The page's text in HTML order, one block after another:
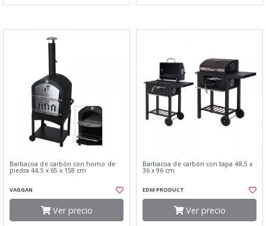
Barbacoa de carbón con horno de
piedra 44,5 x 65 x 158 cm
VAGGAN
Ver precio
Barbacoa de carbón con tapa 48,5 x
36 x 96 cm
EDM PRODUCT
Ver precio